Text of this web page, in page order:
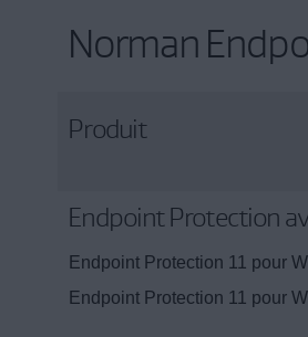
Norman
Produit
Endpoint Protection
Endpoint Protection 11 pour
Endpoint Protection 11 pour